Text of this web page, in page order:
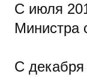
С июля
Министра
С декабря